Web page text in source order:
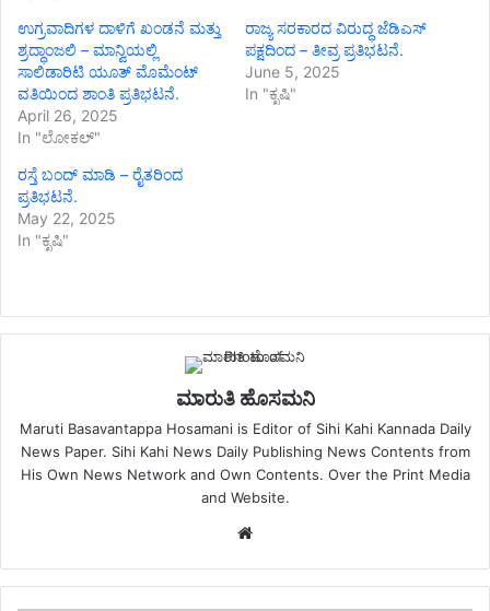
ಉಗ್ರವಾದಿಗಳ ದಾಳಿಗೆ ಖಂಡನೆ ಮತ್ತು
ಶ್ರದ್ಧಾಂಜಲಿ – ಮಾನ್ವಿಯಲ್ಲಿ
ಸಾಲಿಡಾರಿಟಿ ಯೂತ್ ಮೊಮೆಂಟ್
ವತಿಯಿಂದ ಶಾಂತಿ ಪ್ರತಿಭಟನೆ.
April 26, 2025
In "ಲೋಕಲ್"
ರಾಜ್ಯ ಸರಕಾರದ ವಿರುದ್ಧ ಜೆಡಿಎಸ್
ಪಕ್ಷದಿಂದ – ತೀವ್ರ ಪ್ರತಿಭಟನೆ.
June 5, 2025
In "ಕೃಷಿ"
ರಸ್ತೆ ಬಂದ್ ಮಾಡಿ – ರೈತರಿಂದ
ಪ್ರತಿಭಟನೆ.
May 22, 2025
In "ಕೃಷಿ"
ಮಾರುತಿ ಹೊಸಮನಿ
Maruti Basavantappa Hosamani is Editor of Sihi Kahi Kannada Daily
News Paper. Sihi Kahi News Daily Publishing News Contents from
His Own News Network and Own Contents. Over the Print Media
and Website.
Website